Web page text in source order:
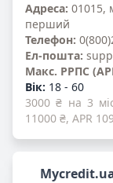
Адреса: 01015,
перший
Телефон:
Ел-пошта:
Mакс. PPПС
Вік: 18 - 60
3000 ₴ на 3
11000 ₴, APR